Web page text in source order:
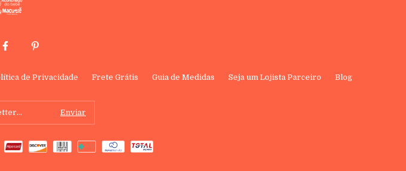
de Privacidade Frete Grátis Guia de Medidas Seja um Lojista Parceiro Blog